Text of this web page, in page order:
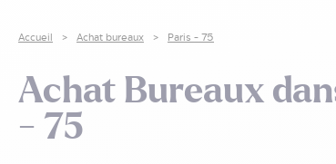
Accueil Achat bureaux Paris - 75
Achat Bureaux
- 75